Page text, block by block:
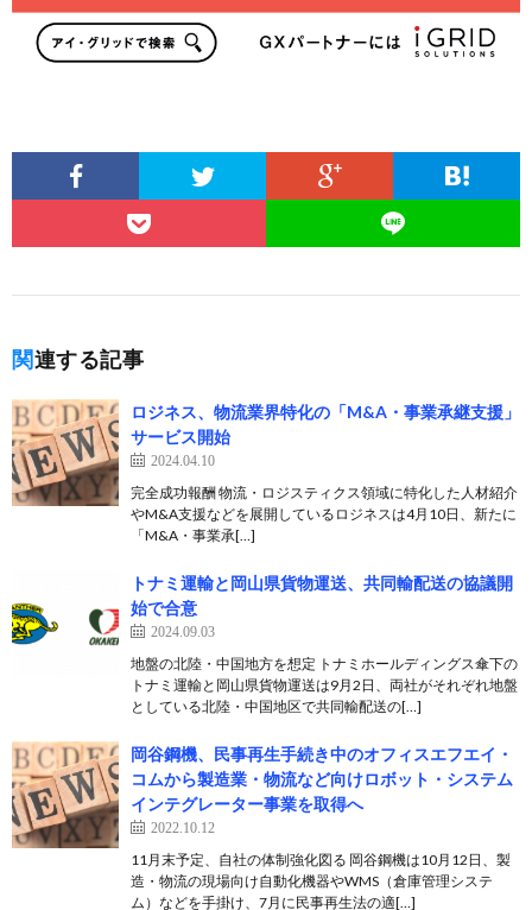
関連する記事
ロジネス、物流業界特化の「M&A・事業承継支援」
サービス開始
2024.04.10
完全成功報酬 物流・ロジスティクス領域に特化した⼈材紹介
やM&A支援などを展開しているロジネスは4月10日、新たに
「M&A・事業承[…]
トナミ運輸と岡山県貨物運送、共同輸配送の協議開
始で合意
2024.09.03
地盤の北陸・中国地方を想定 トナミホールディングス傘下の
トナミ運輸と岡山県貨物運送は9月2日、両社がそれぞれ地盤
としている北陸・中国地区で共同輸配送の[…]
岡谷鋼機、民事再生手続き中のオフィスエフエイ・
コムから製造業・物流など向けロボット・システム
インテグレーター事業を取得へ
2022.10.12
11月末予定、自社の体制強化図る 岡谷鋼機は10月12日、製
造・物流の現場向け自動化機器やWMS（倉庫管理システ
ム）などを手掛け、7月に民事再生法の適[…]